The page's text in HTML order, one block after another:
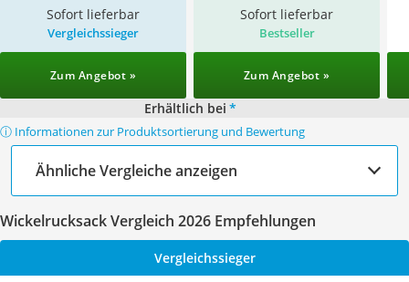
Sofort lieferbar Sofort lieferbar
Vergleichssieger
Zum Angebot »
Bestseller
Zum Angebot »
Erhältlich bei *
ⓘ Informationen zur Produktsortierung und Bewertung
Ähnliche Vergleiche anzeigen
Wickelrucksack Vergleich 2026 Empfehlungen
Vergleichssieger